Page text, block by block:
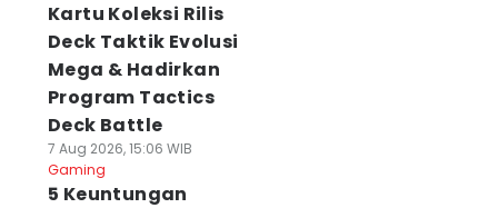
Kartu Koleksi Rilis
Deck Taktik Evolusi
Mega & Hadirkan
Program Tactics
Deck Battle
7 Aug 2026, 15:06 WIB
Gaming
5 Keuntungan